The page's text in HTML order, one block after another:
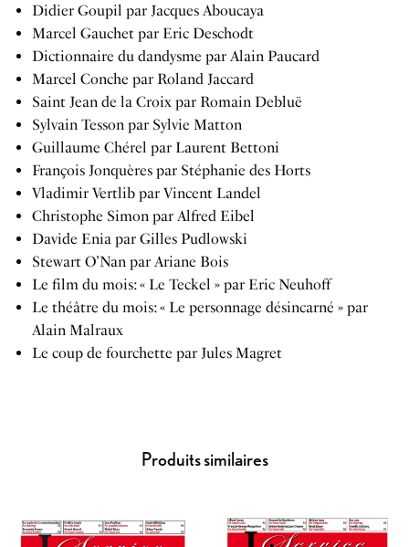
Didier Goupil par Jacques Aboucaya
Marcel Gauchet par Eric Deschodt
Dictionnaire du dandysme par Alain Paucard
Marcel Conche par Roland Jaccard
Saint Jean de la Croix par Romain Debluë
Sylvain Tesson par Sylvie Matton
Guillaume Chérel par Laurent Bettoni
François Jonquères par Stéphanie des Horts
Vladimir Vertlib par Vincent Landel
Christophe Simon par Alfred Eibel
Davide Enia par Gilles Pudlowski
Stewart O’Nan par Ariane Bois
Le film du mois: « Le Teckel » par Eric Neuhoff
Le théâtre du mois: « Le personnage désincarné » par
Alain Malraux
Le coup de fourchette par Jules Magret
Produits similaires